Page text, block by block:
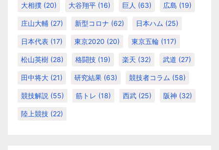
大相撲 (20) 大谷翔平 (16) 巨人 (63) 広島 (19)
庄山大輔 (27) 新型コロナ (62) 日本ハム (25)
日本代表 (17) 東京2020 (20) 東京五輪 (117)
松山英樹 (28) 格闘技 (19) 楽天 (32) 武道 (27)
田中将大 (21) 研究結果 (63) 競技者コラム (58)
競技解説 (55) 筋トレ (18) 西武 (25) 阪神 (32)
陸上競技 (22)